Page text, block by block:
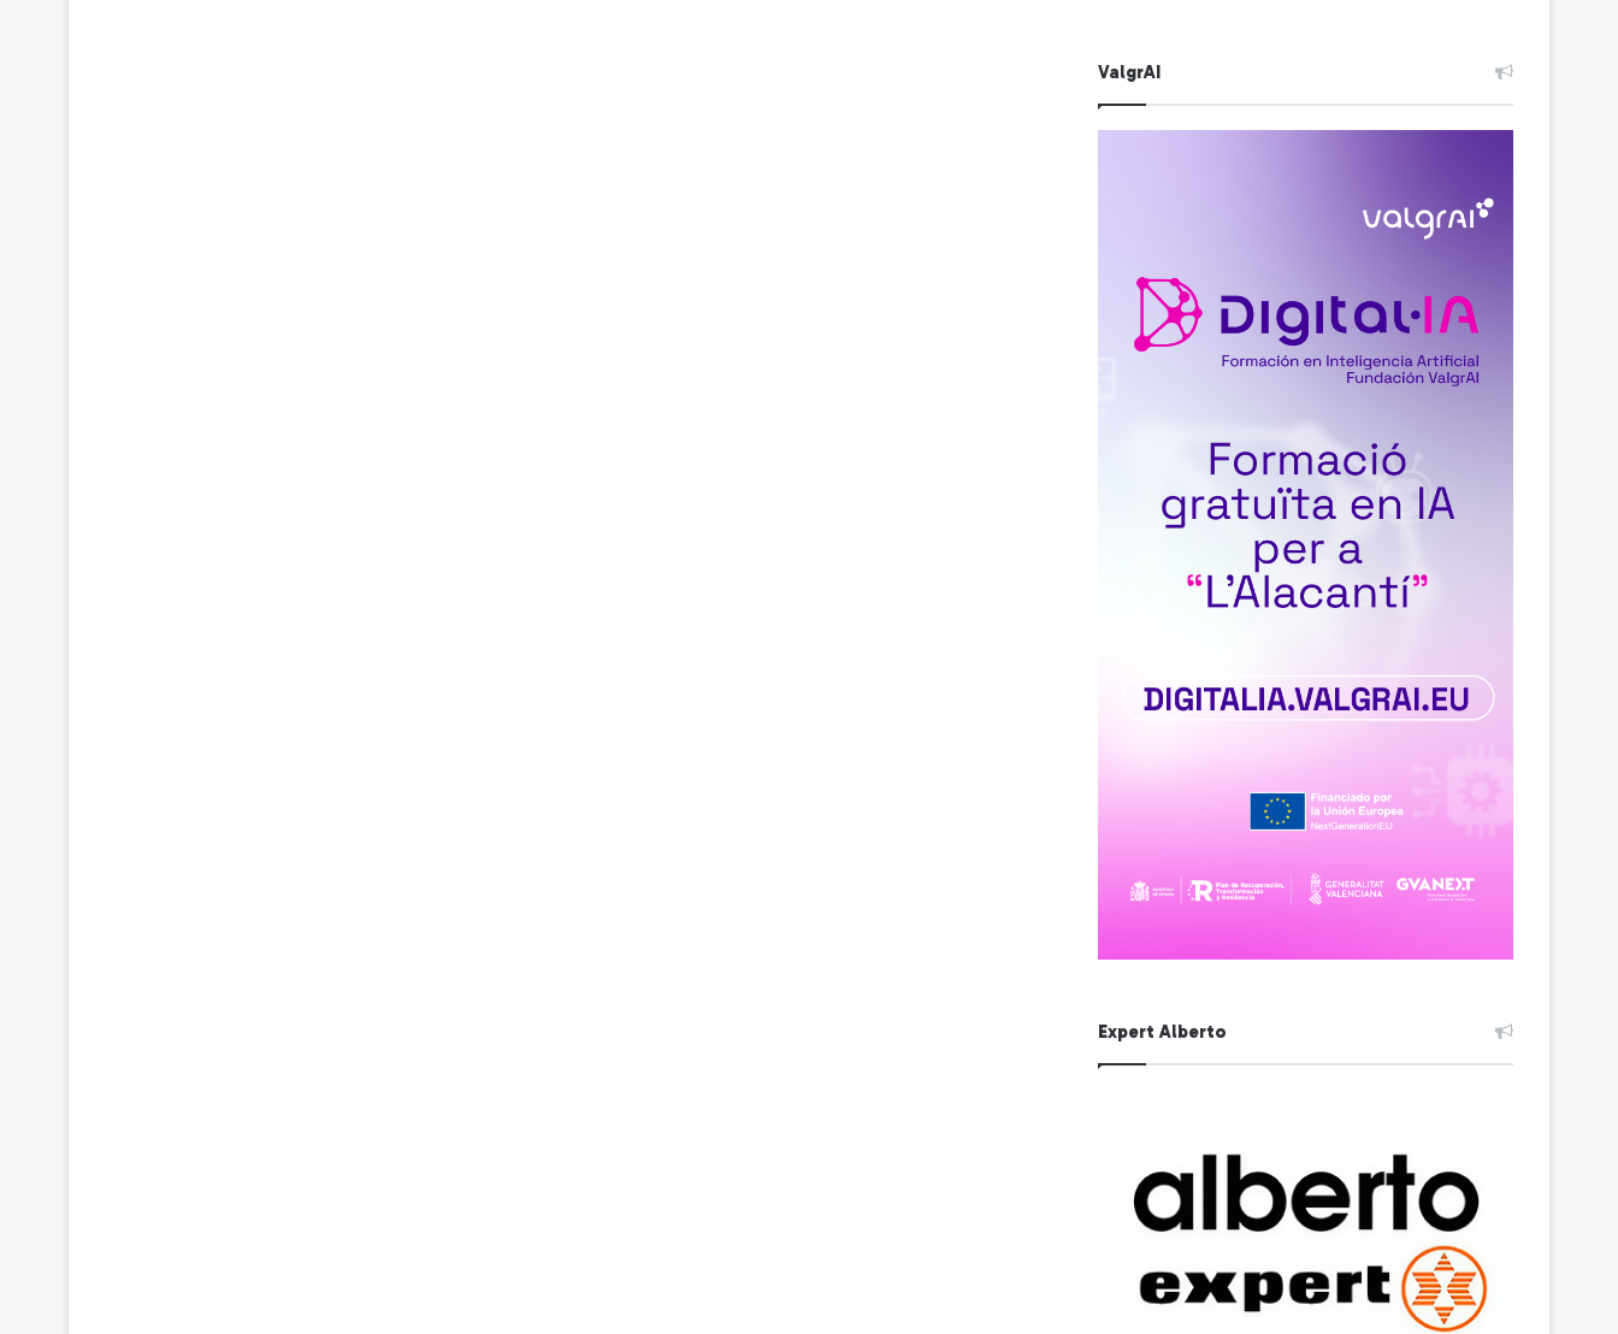
ValgrAI
Expert Alberto